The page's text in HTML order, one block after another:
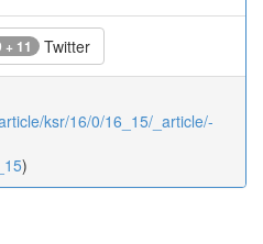
+ 11 Twitter
ksr/16/0/16_15/_article/-
)